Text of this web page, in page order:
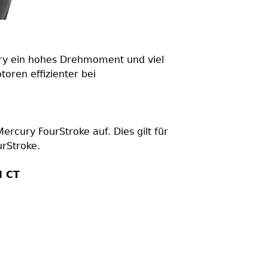
ein hohes Drehmoment und viel
effizienter bei
FourStroke auf. Dies gilt für
CT